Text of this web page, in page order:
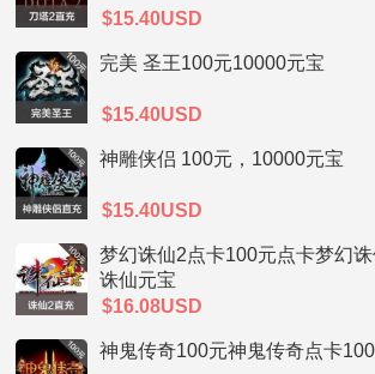
$15.40USD
完美 圣王100元10000元宝
$15.40USD
神雕侠侣 100元，10000元宝
$15.40USD
梦幻诛仙2点卡100元点卡梦幻
诛仙元宝
$16.08USD
神鬼传奇100元神鬼传奇点卡